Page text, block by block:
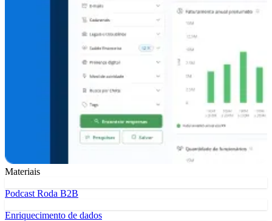
Materiais
Podcast Roda B2B
Enriquecimento de dados